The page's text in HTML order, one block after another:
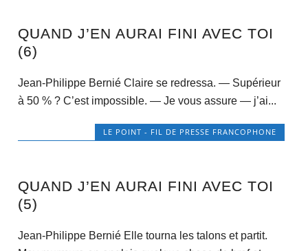
QUAND J’EN AURAI FINI AVEC TOI
(6)
Jean-Philippe Bernié Claire se redressa. — Supérieur
à 50 % ? C’est impossible. — Je vous assure — j’ai...
LE POINT - FIL DE PRESSE FRANCOPHONE
QUAND J’EN AURAI FINI AVEC TOI
(5)
Jean-Philippe Bernié Elle tourna les talons et partit.